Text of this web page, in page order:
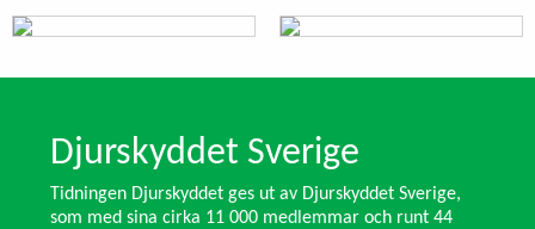
Djurskyddet Sverige
Tidningen Djurskyddet ges ut av Djurskyddet Sverige,
som med sina cirka 11 000 medlemmar och runt 44